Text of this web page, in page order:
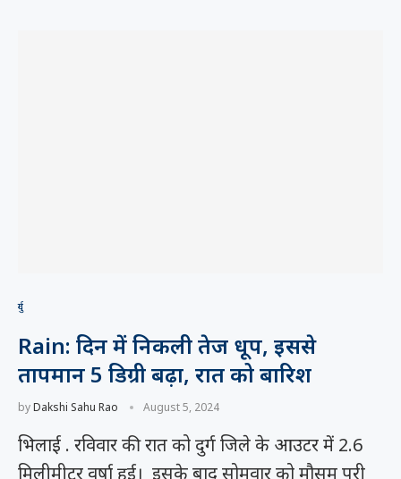
दुर्ग
Rain: दिन में निकली तेज धूप, इससे
तापमान 5 डिग्री बढ़ा, रात को बारिश
byDakshi Sahu Rao August 5, 2024
भिलाई . रविवार की रात को दुर्ग जिले के आउटर में 2.6
मिलीमीटर वर्षा हुई। इसके बाद सोमवार को मौसम पूरी